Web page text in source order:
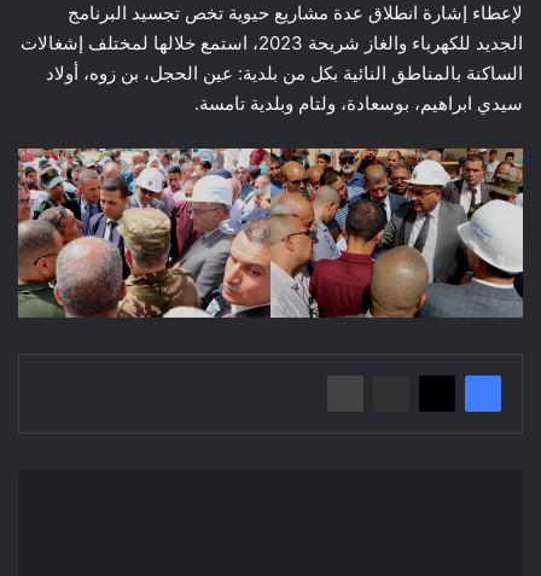
لإعطاء إشارة انطلاق عدة مشاريع حيوية تخص تجسيد البرنامج
الجديد للكهرباء والغاز شريحة 2023، استمع خلالها لمختلف إشغالات
الساكنة بالمناطق النائية بكل من بلدية: عين الحجل، بن زوه، أولاد
سيدي ابراهيم، بوسعادة، ولتام وبلدية تامسة.